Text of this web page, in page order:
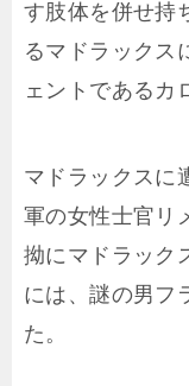
す肢体を併せ持
るマドラックス
ェントであるカ
マドラックスに
軍の女性士官リ
拗にマドラック
には、謎の男フ
た。